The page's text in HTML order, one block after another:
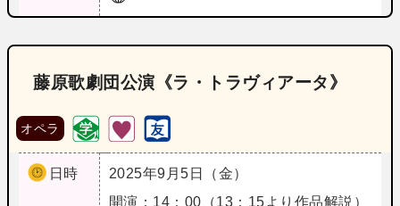
藤原歌劇団公演《ラ・トラヴィアータ》
オペラ
日時
2025年9月5日（金）
開演：14：00（13：15より作品解説）